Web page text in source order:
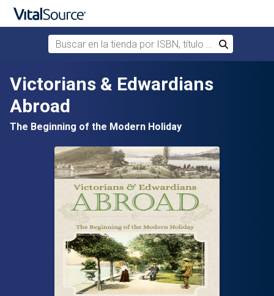
Saltar al contenido principal
Buscar en la tienda por ISBN, título o autor
Buscar
Victorians & Edwardians
Abroad
The Beginning of the Modern Holiday